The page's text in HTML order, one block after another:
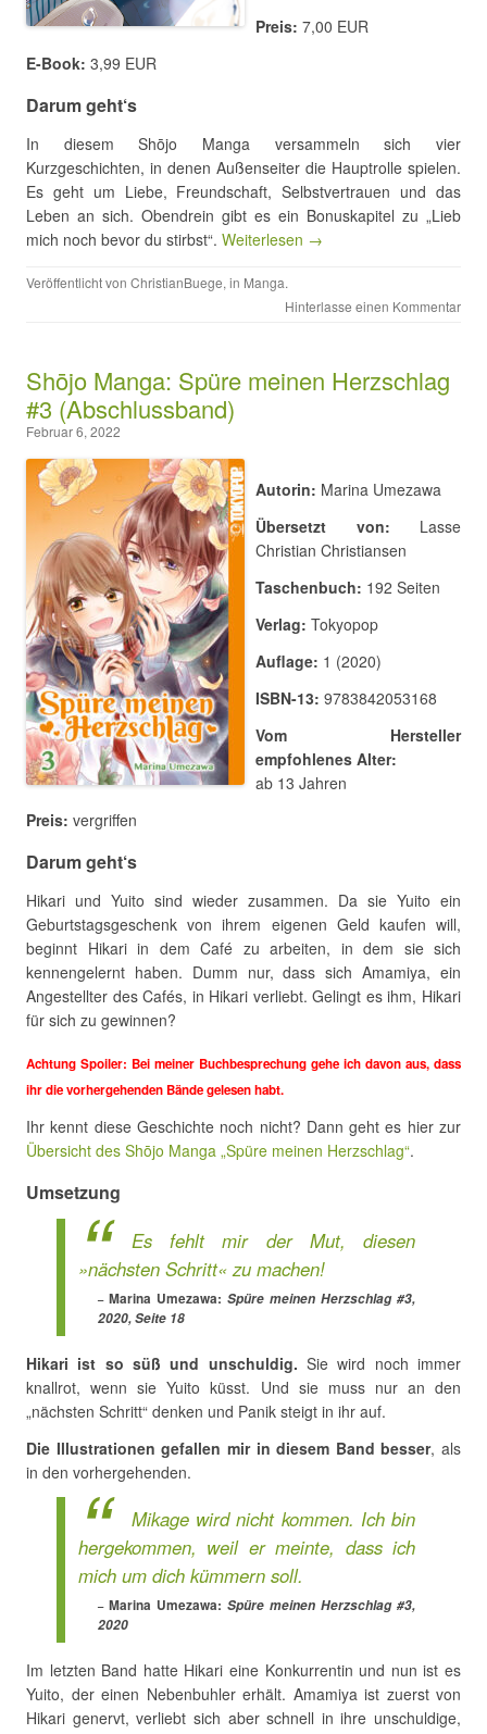
Preis: 7,00 EUR
E-Book: 3,99 EUR
Darum geht‘s
In diesem Shōjo Manga versammeln sich vier
Kurzgeschichten, in denen Außenseiter die Hauptrolle spielen.
Es geht um Liebe, Freundschaft, Selbstvertrauen und das
Leben an sich. Obendrein gibt es ein Bonuskapitel zu „Lieb
mich noch bevor du stirbst“. Weiterlesen →
Veröffentlicht von ChristianBuege, in Manga.
Hinterlasse einen Kommentar
Shōjo Manga: Spüre meinen Herzschlag
#3 (Abschlussband)
Februar 6, 2022
Autorin: Marina Umezawa
Übersetzt von: Lasse
Christian Christiansen
Taschenbuch: 192 Seiten
Verlag: Tokyopop
Auflage: 1 (2020)
ISBN-13: 9783842053168
Vom Hersteller
empfohlenes Alter:
ab 13 Jahren
Preis: vergriffen
Darum geht‘s
Hikari und Yuito sind wieder zusammen. Da sie Yuito ein
Geburtstagsgeschenk von ihrem eigenen Geld kaufen will,
beginnt Hikari in dem Café zu arbeiten, in dem sie sich
kennengelernt haben. Dumm nur, dass sich Amamiya, ein
Angestellter des Cafés, in Hikari verliebt. Gelingt es ihm, Hikari
für sich zu gewinnen?
Achtung Spoiler: Bei meiner Buchbesprechung gehe ich davon aus, dass
ihr die vorhergehenden Bände gelesen habt.
Ihr kennt diese Geschichte noch nicht? Dann geht es hier zur
Übersicht des Shōjo Manga „Spüre meinen Herzschlag“.
Umsetzung
Es fehlt mir der Mut, diesen
»nächsten Schritt« zu machen!
Marina Umezawa: Spüre meinen Herzschlag #3,
2020, Seite 18
Hikari ist so süß und unschuldig. Sie wird noch immer
knallrot, wenn sie Yuito küsst. Und sie muss nur an den
„nächsten Schritt“ denken und Panik steigt in ihr auf.
Die Illustrationen gefallen mir in diesem Band besser, als
in den vorhergehenden.
Mikage wird nicht kommen. Ich bin
hergekommen, weil er meinte, dass ich
mich um dich kümmern soll.
Marina Umezawa: Spüre meinen Herzschlag #3,
2020
Im letzten Band hatte Hikari eine Konkurrentin und nun ist es
Yuito, der einen Nebenbuhler erhält. Amamiya ist zuerst von
Hikari genervt, verliebt sich aber schnell in ihre unschuldige,